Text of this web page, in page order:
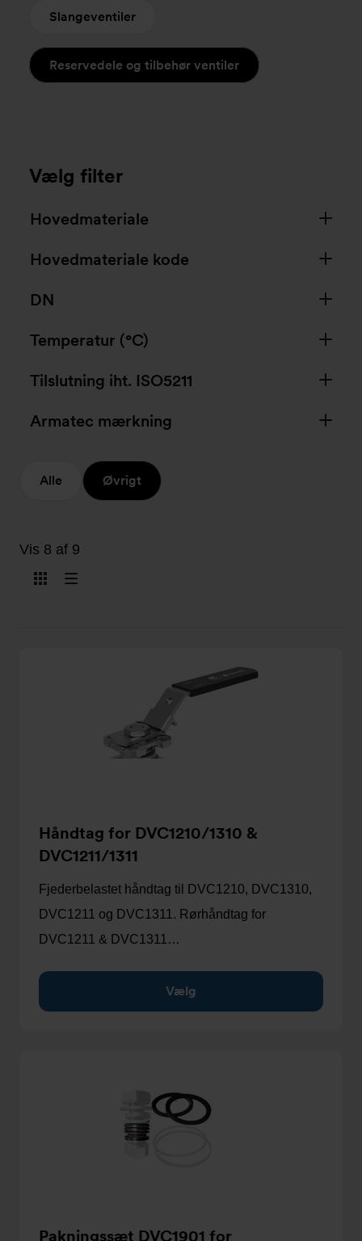
Slangeventiler
Reservedele og tilbehør ventiler
Vælg filter
Hovedmateriale
Hovedmateriale kode
DN
Temperatur (°C)
Tilslutning iht. ISO5211
Armatec mærkning
Alle Øvrigt
Vis 8 af 9
Vis
Vis
Håndtag for DVC1210/1310 &
DVC1211/1311
Fjederbelastet håndtag til DVC1210, DVC1310,
DVC1211 og DVC1311. Rørhåndtag for
DVC1211 & DVC1311…
Vælg
Pakningssæt DVC1901 for